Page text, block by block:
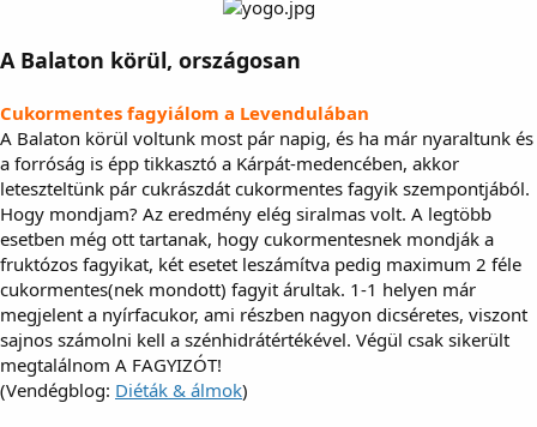
A Balaton körül, országosan
Cukormentes fagyiálom a Levendulában
A Balaton körül voltunk most pár napig, és ha már nyaraltunk és
a forróság is épp tikkasztó a Kárpát-medencében, akkor
leteszteltünk pár cukrászdát cukormentes fagyik szempontjából.
Hogy mondjam? Az eredmény elég siralmas volt. A legtöbb
esetben még ott tartanak, hogy cukormentesnek mondják a
fruktózos fagyikat, két esetet leszámítva pedig maximum 2 féle
cukormentes(nek mondott) fagyit árultak. 1-1 helyen már
megjelent a nyírfacukor, ami részben nagyon dicséretes, viszont
sajnos számolni kell a szénhidrátértékével. Végül csak sikerült
megtalálnom A FAGYIZÓT!
(Vendégblog: Diéták & álmok)